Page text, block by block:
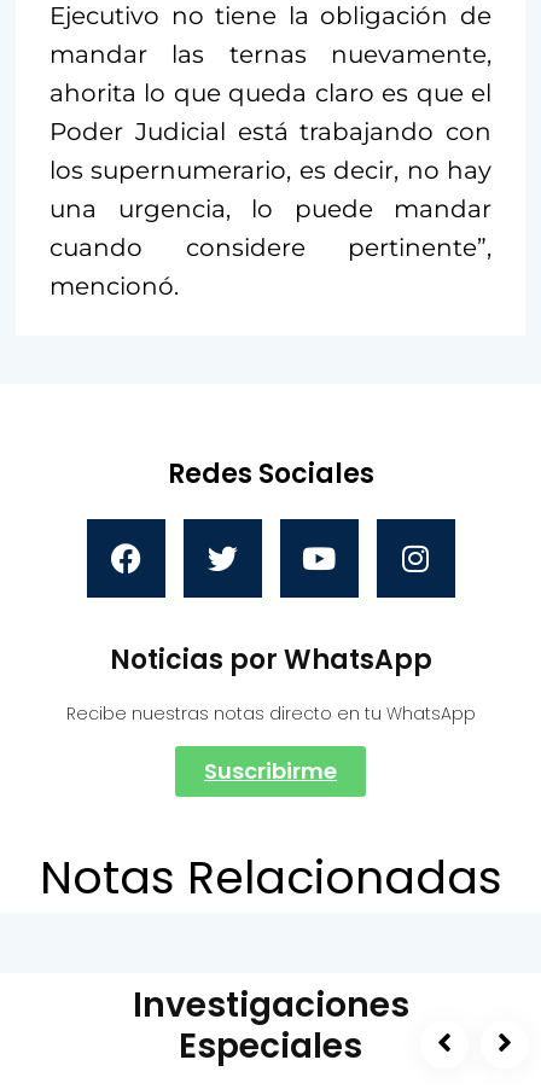
Ejecutivo no tiene la obligación de
mandar las ternas nuevamente,
ahorita lo que queda claro es que el
Poder Judicial está trabajando con
los supernumerario, es decir, no hay
una urgencia, lo puede mandar
cuando considere pertinente”,
mencionó.
Redes Sociales
Noticias por WhatsApp
Recibe nuestras notas directo en tu WhatsApp
Suscribirme
Notas Relacionadas
Investigaciones
Especiales